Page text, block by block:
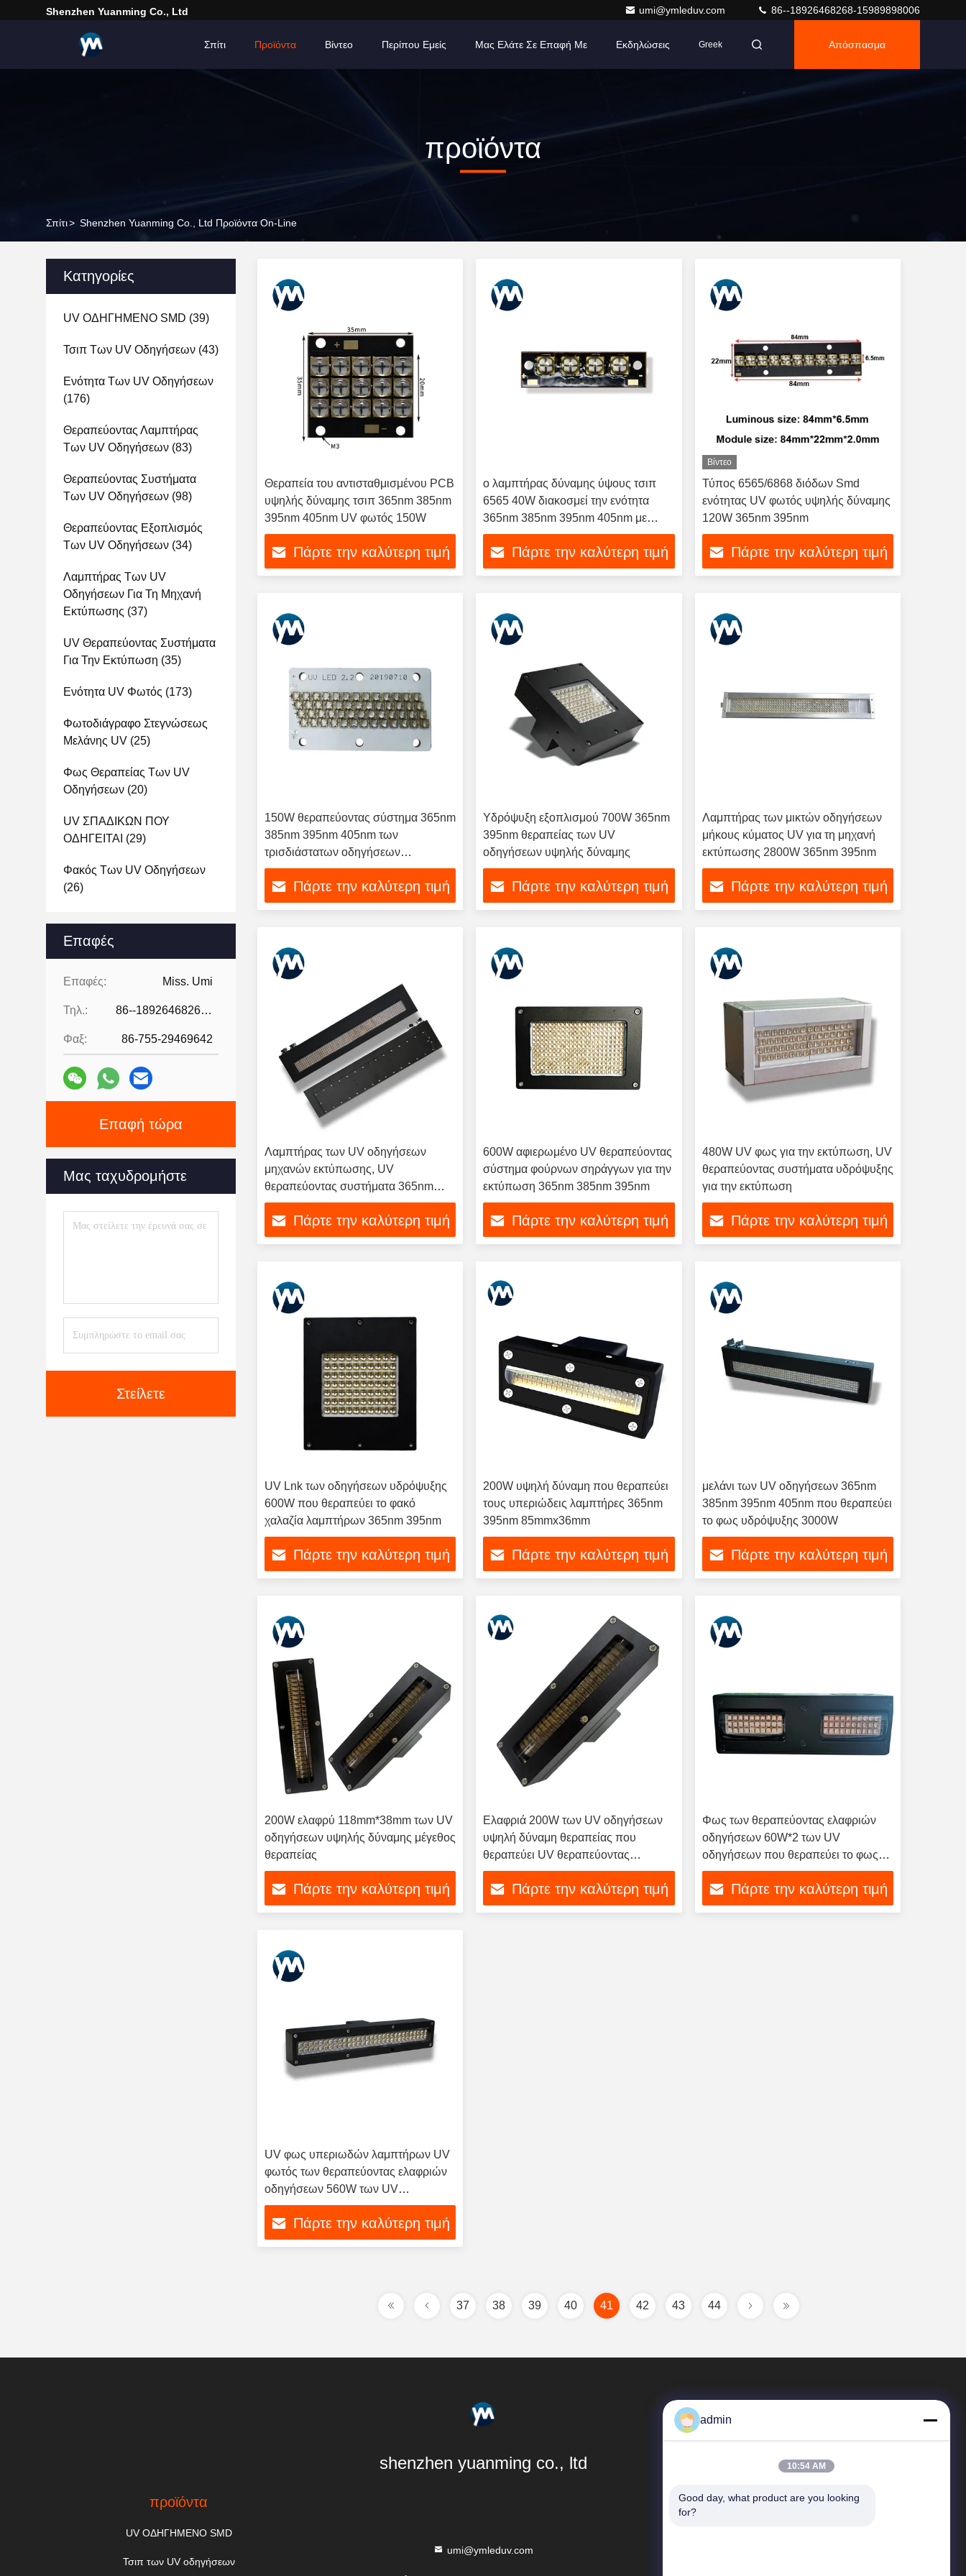
Shenzhen Yuanming Co., Ltd umi@ymleduv.com 86--18926468268-15989898006
Σπίτι Προϊόντα Βίντεο Περίπου Εμείς Μας Ελάτε Σε Επαφή Με Εκδηλώσεις Greek Απόσπασμα
προϊόντα
Σπίτι> Shenzhen Yuanming Co., Ltd Προϊόντα On-Line
Κατηγορίες
UV ΟΔΗΓΗΜΕΝΟ SMD (39)
Τσιπ Των UV Οδηγήσεων (43)
Ενότητα Των UV Οδηγήσεων
(176)
Θεραπεύοντας Λαμπτήρας
Των UV Οδηγήσεων (83)
Θεραπεύοντας Συστήματα
Των UV Οδηγήσεων (98)
Θεραπεύοντας Εξοπλισμός
Των UV Οδηγήσεων (34)
Λαμπτήρας Των UV
Οδηγήσεων Για Τη Μηχανή
Εκτύπωσης (37)
UV Θεραπεύοντας Συστήματα
Για Την Εκτύπωση (35)
Ενότητα UV Φωτός (173)
Φωτοδιάγραφο Στεγνώσεως
Μελάνης UV (25)
Φως Θεραπείας Των UV
Οδηγήσεων (20)
UV ΣΠΑΔΙΚΩΝ ΠΟΥ
ΟΔΗΓΕΙΤΑΙ (29)
Φακός Των UV Οδηγήσεων
(26)
Επαφές
Επαφές: Miss. Umi
Τηλ.: 86--18926468268-15989898006
Φαξ: 86-755-29469642
Επαφή τώρα
Μας ταχυδρομήστε
Στείλετε
Θεραπεία του αντισταθμισμένου PCB
υψηλής δύναμης τσιπ 365nm 385nm
395nm 405nm UV φωτός 150W
Πάρτε την καλύτερη τιμή
ο λαμπτήρας δύναμης ύψους τσιπ
6565 40W διακοσμεί την ενότητα
365nm 385nm 395nm 405nm με
χάντρες UV φωτός
Πάρτε την καλύτερη τιμή
Βίντεο
Τύπος 6565/6868 διόδων Smd
ενότητας UV φωτός υψηλής δύναμης
120W 365nm 395nm
Πάρτε την καλύτερη τιμή
150W θεραπεύοντας σύστημα 365nm
385nm 395nm 405nm των
τρισδιάστατων οδηγήσεων
εκτύπωσης UV
Πάρτε την καλύτερη τιμή
Υδρόψυξη εξοπλισμού 700W 365nm
395nm θεραπείας των UV
οδηγήσεων υψηλής δύναμης
Πάρτε την καλύτερη τιμή
Λαμπτήρας των μικτών οδηγήσεων
μήκους κύματος UV για τη μηχανή
εκτύπωσης 2800W 365nm 395nm
Πάρτε την καλύτερη τιμή
Λαμπτήρας των UV οδηγήσεων
μηχανών εκτύπωσης, UV
θεραπεύοντας συστήματα 365nm
395nm 3000W
Πάρτε την καλύτερη τιμή
600W αφιερωμένο UV θεραπεύοντας
σύστημα φούρνων σηράγγων για την
εκτύπωση 365nm 385nm 395nm
Πάρτε την καλύτερη τιμή
480W UV φως για την εκτύπωση, UV
θεραπεύοντας συστήματα υδρόψυξης
για την εκτύπωση
Πάρτε την καλύτερη τιμή
UV Lnk των οδηγήσεων υδρόψυξης
600W που θεραπεύει το φακό
χαλαζία λαμπτήρων 365nm 395nm
Πάρτε την καλύτερη τιμή
200W υψηλή δύναμη που θεραπεύει
τους υπεριώδεις λαμπτήρες 365nm
395nm 85mmx36mm
Πάρτε την καλύτερη τιμή
μελάνι των UV οδηγήσεων 365nm
385nm 395nm 405nm που θεραπεύει
το φως υδρόψυξης 3000W
Πάρτε την καλύτερη τιμή
200W ελαφρύ 118mm*38mm των UV
οδηγήσεων υψηλής δύναμης μέγεθος
θεραπείας
Πάρτε την καλύτερη τιμή
Ελαφριά 200W των UV οδηγήσεων
υψηλή δύναμη θεραπείας που
θεραπεύει UV θεραπεύοντας
λαμπτήρα υδρόψυξης των
οδηγήσεων το UV
Πάρτε την καλύτερη τιμή
Φως των θεραπεύοντας ελαφριών
οδηγήσεων 60W*2 των UV
οδηγήσεων που θεραπεύει το φως
θεραπείας των οδηγήσεων μηχανών
Πάρτε την καλύτερη τιμή
UV φως υπεριωδών λαμπτήρων UV
φωτός των θεραπεύοντας ελαφριών
οδηγήσεων 560W των UV
οδηγήσεων που θεραπεύει το
σύστημαΠάρτε την καλύτερη τιμή
37 38 39 40 41 42 43 44
shenzhen yuanming co., ltd
προϊόντα
UV ΟΔΗΓΗΜΕΝΟ SMD
Τσιπ των UV οδηγήσεων
umi@ymleduv.com
Γρήγορες συνδέσεις
admin
10:54 AM
Good day, what product are you looking
for?